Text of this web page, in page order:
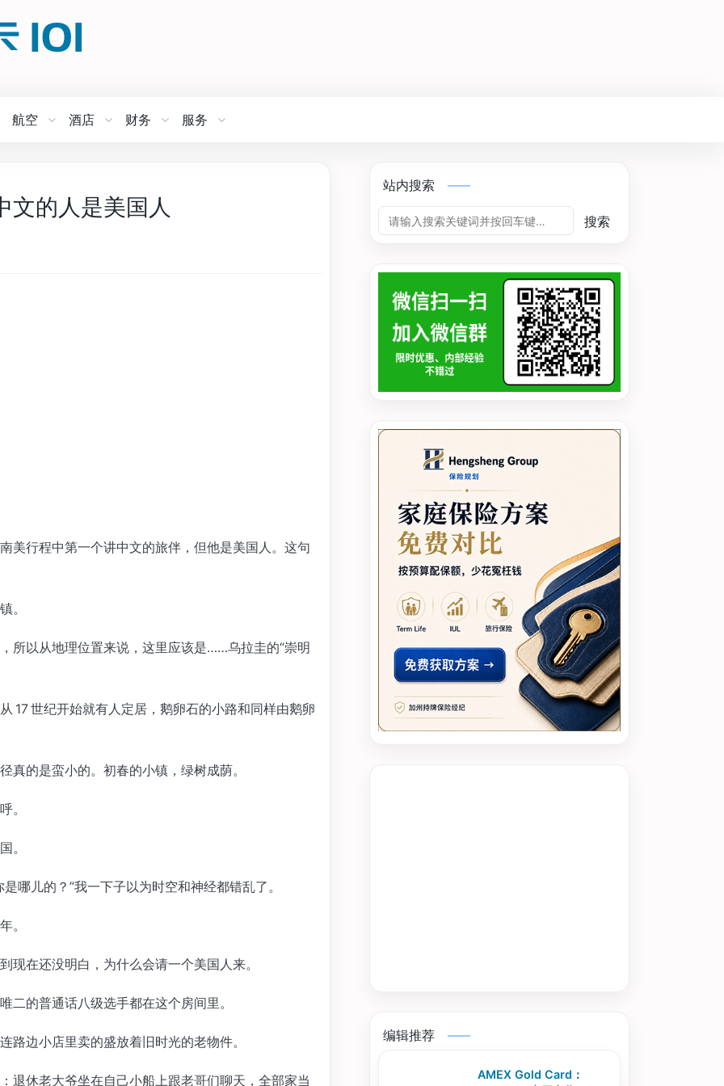
航空 酒店 财务 服务
文的人是美国人
美行程中第一个讲中文的旅伴，但他是美国人。这句
。
所以从地理位置来说，这里应该是……乌拉圭的“崇明
17 世纪开始就有人定居，鹅卵石的小路和同样由鹅卵
真的是蛮小的。初春的小镇，绿树成荫。
。
。
哪儿的？”我一下子以为时空和神经都错乱了。
。
现在还没明白，为什么会请一个美国人来。
二的普通话八级选手都在这个房间里。
路边小店里卖的盛放着旧时光的老物件。
退休老大爷坐在自己小船上跟老哥们聊天，全部家当
站内搜索
搜索
编辑推荐
AMEX Gold Card：